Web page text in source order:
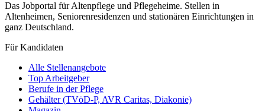
Das Jobportal für Altenpflege und Pflegeheime. Stellen in
Altenheimen, Seniorenresidenzen und stationären Einrichtungen in
ganz Deutschland.
Für Kandidaten
Alle Stellenangebote
Top Arbeitgeber
Berufe in der Pflege
Gehälter (TVöD-P, AVR Caritas, Diakonie)